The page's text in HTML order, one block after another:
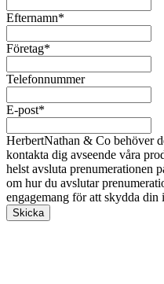
Efternamn*
Företag*
Telefonnummer
E-post*
HerbertNathan & Co behöver
kontakta dig avseende våra
helst avsluta prenumerationen
om hur du avslutar
engagemang för att skydda